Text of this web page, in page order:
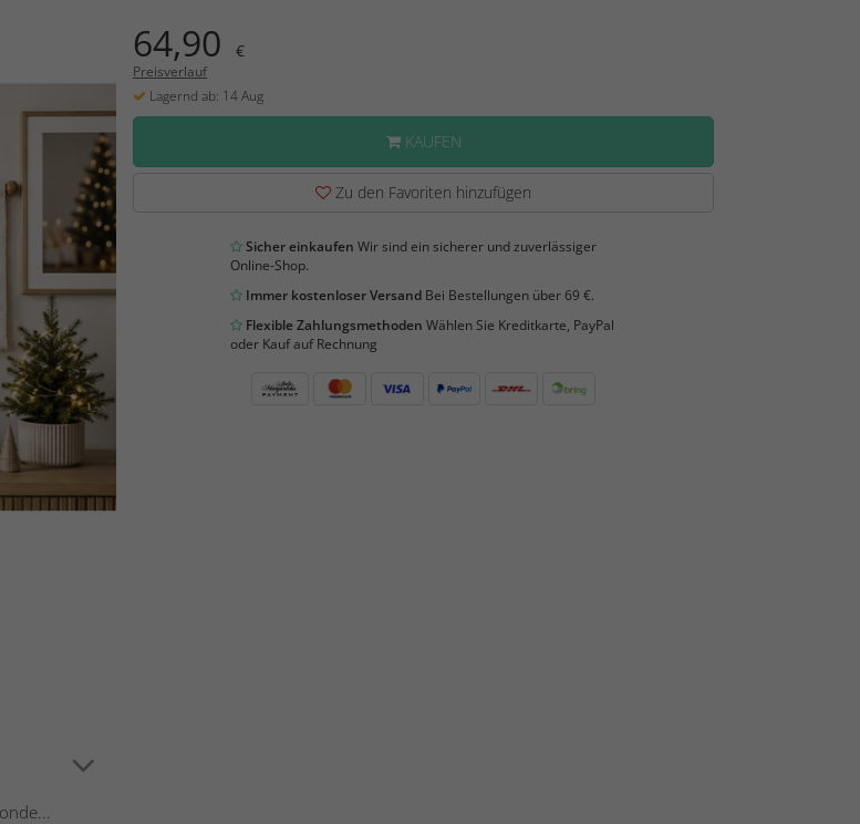
64,90 €
Preisverlauf
Lagernd ab: 14 Aug
KAUFEN
Zu den Favoriten hinzufügen
Sicher einkaufen Wir sind ein sicherer und zuverlässiger
Online-Shop.
Immer kostenloser VersandBei Bestellungen über 69 €.
Flexible Zahlungsmethoden Wählen Sie Kreditkarte, PayPal
oder Kauf auf Rechnung